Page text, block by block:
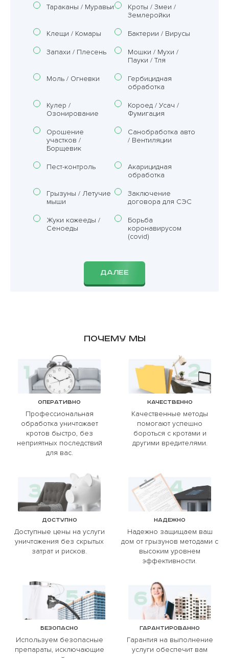
Тараканы / Муравьи
Кроты / Змеи /
Землеройки
Клещи / Комары Бактерии / Вирусы
Запахи / Плесень
Мошки / Мухи /
Пауки / Тля
Моль / Огневки
Гербицидная
обработка
Кулер /
Озонирование
Короед / Усач /
Фумигация
Орошение
участков /
Борщевик
Санобработка авто
/ Вентиляции
Пест-контроль
Акарицидная
обработка
Грызуны / Летучие
мыши
Заключение
договора для СЭС
Жуки кожееды /
Сеноеды
Борьба
коронавирусом
(covid)
ДАЛЕЕ
Почему мы
Оперативно
Профессиональная
обработка уничтожает
кротов быстро, без
неприятных последствий
для вас.
Качественно
Качественные методы
помогают успешно
бороться с кротами и
другими вредителями.
Доступно
Доступные цены на услуги
уничтожения без скрытых
затрат и рисков.
Надежно
Надежно защищаем ваш
дом от грызунов методами с
высоким уровнем
эффективности.
Безопасно
Используем безопасные
препараты, исключающие
Гарантированно
Гарантия на выполнение
услуги обеспечит вам